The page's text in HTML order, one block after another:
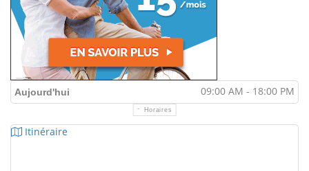
Aujourd'hui 09:00 AM - 18:00 PM
Horaires
Itinéraire